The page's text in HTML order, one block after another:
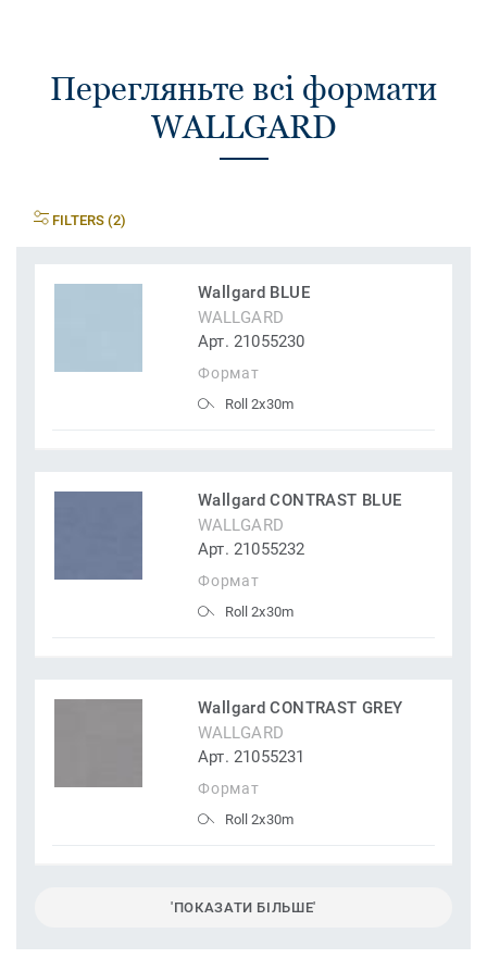
Перегляньте всі формати
WALLGARD
FILTERS (2)
Wallgard BLUE
WALLGARD
Арт. 21055230
Формат
Roll 2x30m
Wallgard CONTRAST BLUE
WALLGARD
Арт. 21055232
Формат
Roll 2x30m
Wallgard CONTRAST GREY
WALLGARD
Арт. 21055231
Формат
Roll 2x30m
'ПОКАЗАТИ БІЛЬШЕ'